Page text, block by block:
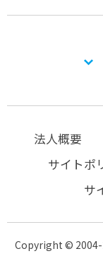
法人概要
サイトポ
サ
Copyright © 2004-